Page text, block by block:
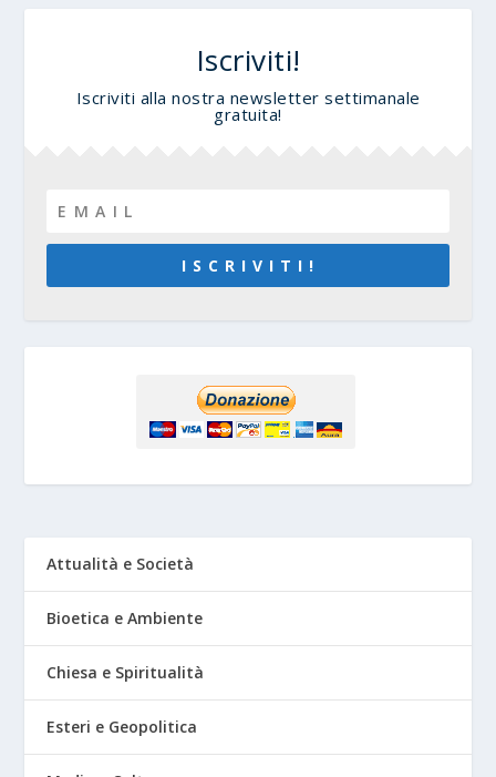
Iscriviti!
Iscriviti alla nostra newsletter settimanale
gratuita!
I S C R I V I T I !
Attualità e Società
Bioetica e Ambiente
Chiesa e Spiritualità
Esteri e Geopolitica